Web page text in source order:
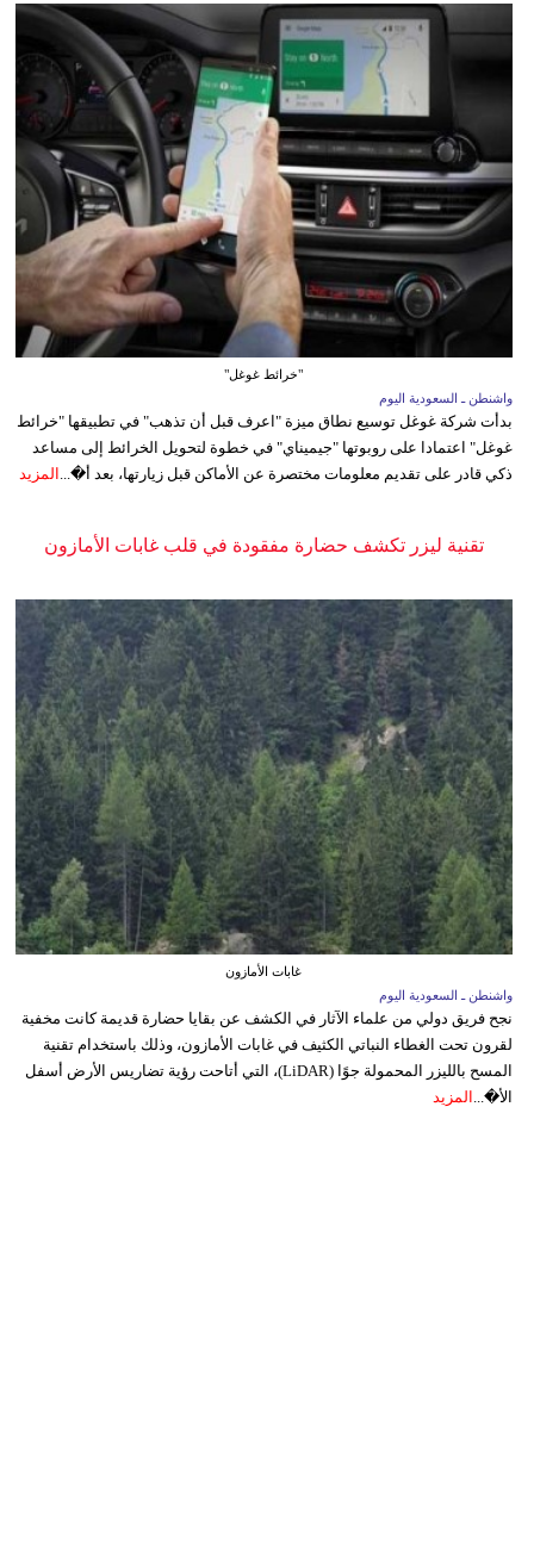
"خرائط غوغل"
واشنطن ـ السعودية اليوم
بدأت شركة غوغل توسيع نطاق ميزة "اعرف قبل أن تذهب" في تطبيقها "خرائط
غوغل" اعتمادا على روبوتها "جيميناي" في خطوة لتحويل الخرائط إلى مساعد
ذكي قادر على تقديم معلومات مختصرة عن الأماكن قبل زيارتها، بعد أ�... المزيد
تقنية ليزر تكشف حضارة مفقودة في قلب غابات الأمازون
غابات الأمازون
واشنطن ـ السعودية اليوم
نجح فريق دولي من علماء الآثار في الكشف عن بقايا حضارة قديمة كانت مخفية
لقرون تحت الغطاء النباتي الكثيف في غابات الأمازون، وذلك باستخدام تقنية
المسح بالليزر المحمولة جوًا (LiDAR)، التي أتاحت رؤية تضاريس الأرض أسفل
الأ�... المزيد